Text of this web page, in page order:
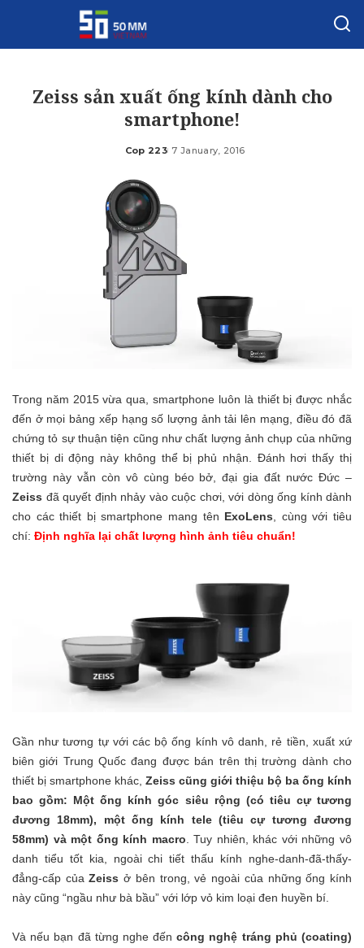
Zeiss sản xuất ống kính dành cho
smartphone!
Posted
Cop 223 7 January, 2016
Trong năm 2015 vừa qua, smartphone luôn là thiết bị được nhắc
đến ở mọi bảng xếp hạng số lượng ảnh tải lên mạng, điều đó đã
chứng tỏ sự thuận tiện cũng như chất lượng ảnh chụp của những
thiết bị di động này không thể bị phủ nhận. Đánh hơi thấy thị
trường này vẫn còn vô cùng béo bở, đại gia đất nước Đức –
Zeiss đã quyết định nhảy vào cuộc chơi, với dòng ống kính dành
cho các thiết bị smartphone mang tên ExoLens , cùng với tiêu
chí: Định nghĩa lại chất lượng hình ảnh tiêu chuẩn!
Gần như tương tự với các bộ ống kính vô danh, rẻ tiền, xuất xứ
biên giới Trung Quốc đang được bán trên thị trường dành cho
thiết bị smartphone khác, Zeiss cũng giới thiệu bộ ba ống kính
bao gồm: Một ống kính góc siêu rộng (có tiêu cự tương
đương 18mm), một ống kính tele (tiêu cự tương đương
58mm) và một ống kính macro. Tuy nhiên, khác với những vô
danh tiểu tốt kia, ngoài chi tiết thấu kính nghe-danh-đã-thấy-
đẳng-cấp củaZeiss ở bên trong, vẻ ngoài của những ống kính
này cũng “ngầu như bà bầu” với lớp vỏ kim loại đen huyền bí.
Và nếu bạn đã từng nghe đến công nghệ tráng phủ (coating)